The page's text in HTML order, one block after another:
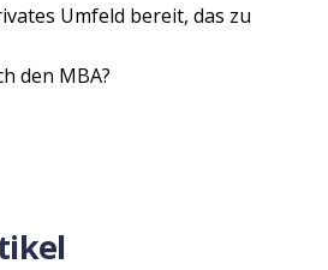
Umfeld bereit, das zu
den MBA?